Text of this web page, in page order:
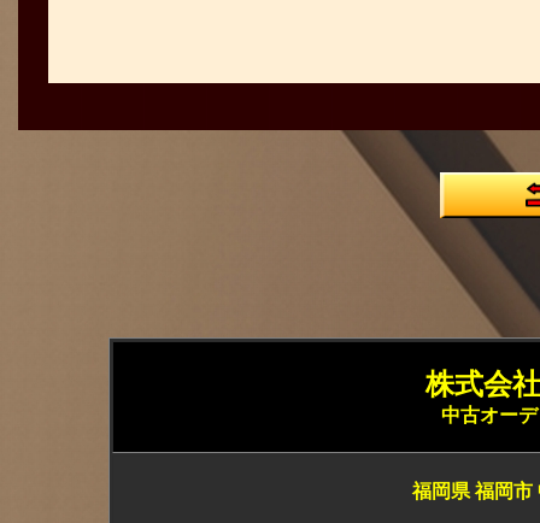
株式会
中古オー
福岡県 福岡市